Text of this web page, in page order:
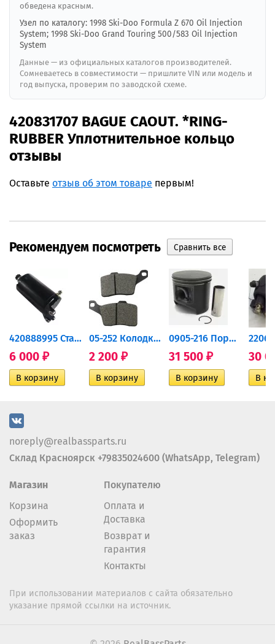
обведена красным.
Узел по каталогу: 1998 Ski-Doo Formula Z 670 Oil Injection
System; 1998 Ski-Doo Grand Touring 500/583 Oil Injection
System
Данные — из официальных каталогов производителей.
Сомневаетесь в совместимости — пришлите VIN или модель и
год выпуска, проверим по заводской схеме.
420831707 BAGUE CAOUT. *RING-
RUBBER Уплотнительное кольцо
отзывы
Оставьте отзыв об этом товаре первым!
Рекомендуем посмотреть
420888995 Стартер для...
6 000 ₽
05-252 Колодки тормозные...
2 200 ₽
0905-216 Поршень Arctic Cat...
31 500 ₽ 30
noreply@realbassparts.ru
Склад Красноярск +79835024600 (WhatsApp, Telegram)
Магазин
Корзина
Оформить
заказ
Покупателю
Оплата и
Доставка
Возврат и
гарантия
Контакты
При использовании материалов с сайта обязательно
указание прямой ссылки на источник.